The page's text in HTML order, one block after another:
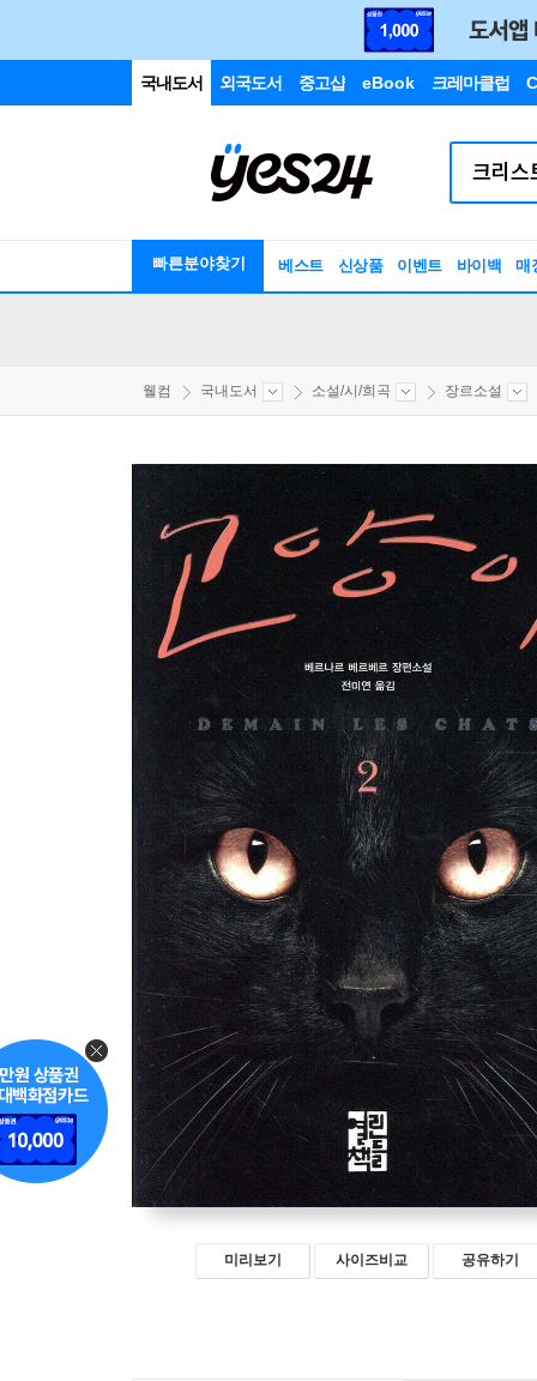
국내도서 외국도서 중고샵 eBook 크레마클럽
빠른분야찾기 베스트 신상품 이벤트 바이백 매
웰컴 국내도서 소설/시/희곡 장르소설
미리보기 사이즈비교 공유하기